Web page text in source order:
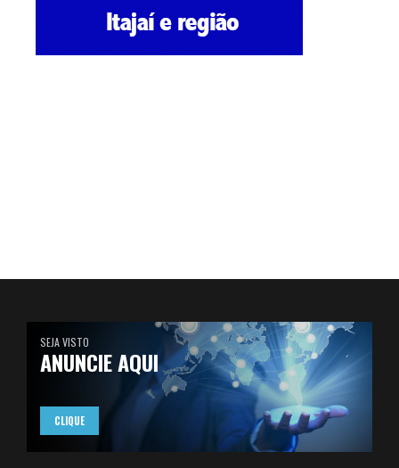
SEJA VISTO
ANUNCIE AQUI
CLIQUE